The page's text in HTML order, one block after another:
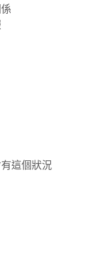
這個狀況